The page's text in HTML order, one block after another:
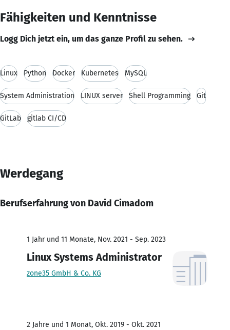
Fähigkeiten und Kenntnisse
Logg Dich jetzt ein, um das ganze Profil zu sehen.
Linux Python Docker Kubernetes MySQL
System Administration LINUX server Shell Programming Git
GitLab gitlab CI/CD
Werdegang
Berufserfahrung von David Cimadom
1 Jahr und 11 Monate, Nov. 2021 - Sep. 2023
Linux Systems Administrator
zone35 GmbH & Co. KG
2 Jahre und 1 Monat, Okt. 2019 - Okt. 2021